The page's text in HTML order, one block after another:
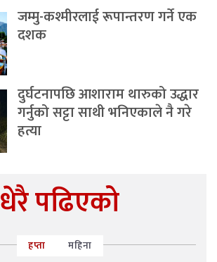
जम्मु-कश्मीरलाई रूपान्तरण गर्ने एक
दशक
दुर्घटनापछि आशाराम थारुको उद्धार
गर्नुको सट्टा साथी भनिएकाले नै गरे
हत्या
धेरै पढिएको
हप्ता महिना